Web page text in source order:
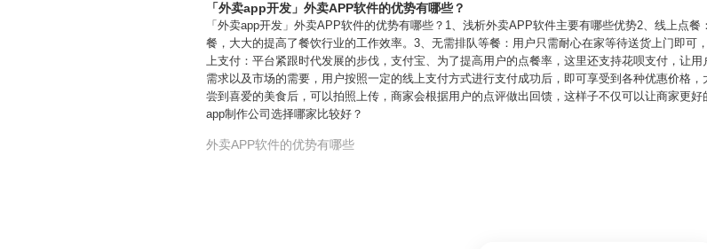
「外卖app开发」外卖APP软件的优势有哪些？
「外卖app开发」外卖APP软件的优势有哪些？1、浅析外卖APP软件主要有哪些优势2、线上点
餐，大大的提高了餐饮行业的工作效率。3、无需排队等餐：用户只需耐心在家等待送货上门即可
上支付：平台紧跟时代发展的步伐，支付宝、为了提高用户的点餐率，这里还支持花呗支付，让
需求以及市场的需要，用户按照一定的线上支付方式进行支付成功后，即可享受到各种优惠价格
尝到喜爱的美食后，可以拍照上传，商家会根据用户的点评做出回馈，这样子不仅可以让商家更
app制作公司选择哪家比较好？
外卖APP软件的优势有哪些